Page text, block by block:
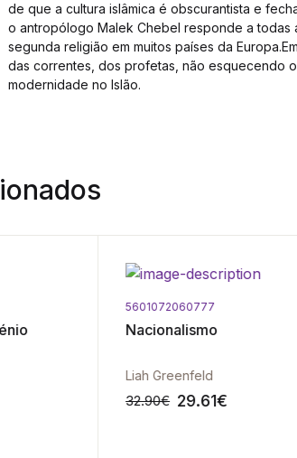
de que a cultura islâmica é obscurantista e
o antropólogo Malek Chebel responde a todas
segunda religião em muitos países da
das correntes, dos profetas, não esquecendo
modernidade no Islão.
5601072060777
Nacionalismo
Liah Greenfeld
32.90€ 29.61€